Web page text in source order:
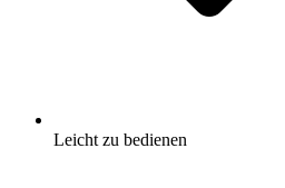
Leicht zu bedienen